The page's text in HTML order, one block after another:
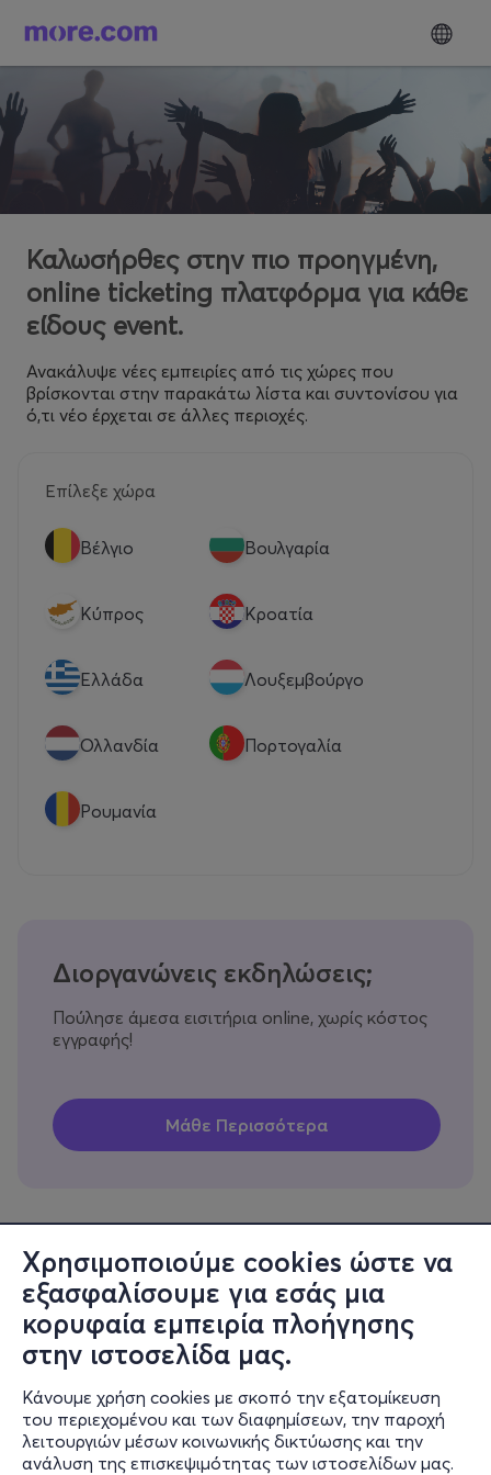
Χρησιμοποιούμε cookies ώστε να
εξασφαλίσουμε για εσάς μια
κορυφαία εμπειρία πλοήγησης
στην ιστοσελίδα μας.
Κάνουμε χρήση cookies με σκοπό την εξατομίκευση
του περιεχομένου και των διαφημίσεων, την παροχή
λειτουργιών μέσων κοινωνικής δικτύωσης και την
ανάλυση της επισκεψιμότητας των ιστοσελίδων μας.
Καλωσήρθες στην πιο προηγμένη,
online ticketing πλατφόρμα για κάθε
είδους event.
Ανακάλυψε νέες εμπειρίες από τις χώρες που
βρίσκονται στην παρακάτω λίστα και συντονίσου για
ό,τι νέο έρχεται σε άλλες περιοχές.
Επίλεξε χώρα
Βέλγιο Βουλγαρία
Κύπρος Κροατία
Eλλάδα Λουξεμβούργο
Ολλανδία Πορτογαλία
Ρουμανία
Διοργανώνεις εκδηλώσεις;
Πούλησε άμεσα εισιτήρια online, χωρίς κόστος
εγγραφής!
Πληροφορίες
Υποστήριξη
Stay Connected